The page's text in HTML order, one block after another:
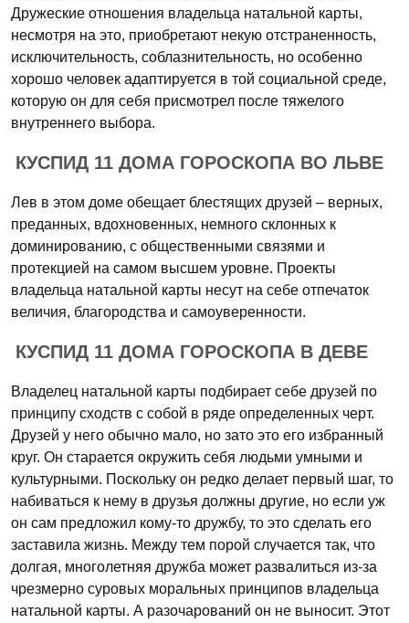
Дружеские отношения владельца натальной карты,
несмотря на это, приобретают некую отстраненность,
исключительность, соблазнительность, но особенно
хорошо человек адаптируется в той социальной среде,
которую он для себя присмотрел после тяжелого
внутреннего выбора.
КУСПИД 11 ДОМА ГОРОСКОПА ВО ЛЬВЕ
Лев в этом доме обещает блестящих друзей – верных,
преданных, вдохновенных, немного склонных к
доминированию, с общественными связями и
протекцией на самом высшем уровне. Проекты
владельца натальной карты несут на себе отпечаток
величия, благородства и самоуверенности.
КУСПИД 11 ДОМА ГОРОСКОПА В ДЕВЕ
Владелец натальной карты подбирает себе друзей по
принципу сходств с собой в ряде определенных черт.
Друзей у него обычно мало, но зато это его избранный
круг. Он старается окружить себя людьми умными и
культурными. Поскольку он редко делает первый шаг, то
набиваться к нему в друзья должны другие, но если уж
он сам предложил кому-то дружбу, то это сделать его
заставила жизнь. Между тем порой случается так, что
долгая, многолетняя дружба может развалиться из-за
чрезмерно суровых моральных принципов владельца
натальной карты. А разочарований он не выносит. Этот